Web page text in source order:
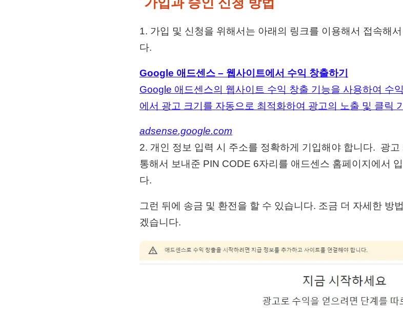
1. 가입 및 신청을 위해서는 아래의 링크를 이용해서 접속해
다.
Google 애드센스 – 웹사이트에서 수익 창출하기
Google 애드센스의 웹사이트 수익 창출 기능을 사용하여 수
에서 광고 크기를 자동으로 최적화하여 광고의 노출 및 클릭
adsense.google.com
2. 개인 정보 입력 시 주소를 정확하게 기입해야 합니다. 광
통해서 보내준 PIN CODE 6자리를 애드센스 홈페이지에서
다.
그런 뒤에 송금 및 환전을 할 수 있습니다. 조금 더 자세한 방
겠습니다.